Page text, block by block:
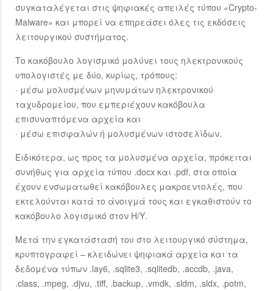
συγκαταλέγεται στις ψηφιακές απειλές τύπου «Crypto-
Malware» και μπορεί να επηρεάσει όλες τις εκδόσεις
λειτουργικού συστήματος.
Το κακόβουλο λογισμικό μολύνει τους ηλεκτρονικούς
υπολογιστές με δύο, κυρίως, τρόπους:
· μέσω μολυσμένων μηνυμάτων ηλεκτρονικού
ταχυδρομείου, που εμπεριέχουν κακόβουλα
επισυναπτόμενα αρχεία και
· μέσω επισφαλών ή μολυσμένων ιστοσελίδων.
Ειδικότερα, ως προς τα μολυσμένα αρχεία, πρόκειται
συνήθως για αρχεία τύπου .docx και .pdf, στα οποία
έχουν ενσωματωθεί κακόβουλες μακροεντολές, που
εκτελούνται κατά το άνοιγμά τους και εγκαθιστούν το
κακόβουλο λογισμικό στον Η/Υ.
Μετά την εγκατάστασή του στο λειτουργικό σύστημα,
κρυπτογραφεί – κλειδώνει ψηφιακά αρχεία και τα
δεδομένα τύπων .lay6, .sqlite3, .sqlitedb, .accdb, .java,
.class, .mpeg, .djvu, .tiff, .backup, .vmdk, .sldm, .sldx, .potm,